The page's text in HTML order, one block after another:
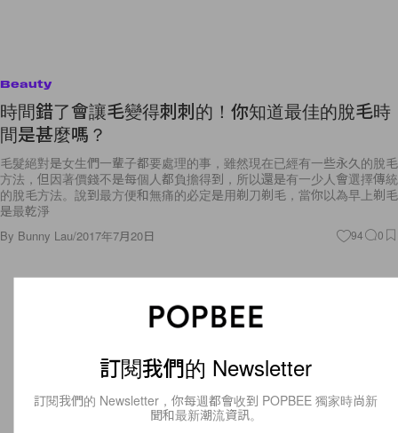
Beauty
時間錯了會讓毛變得刺刺的！你知道最佳的脫毛時
間是甚麼嗎？
毛髮絕對是女生們一輩子都要處理的事，雖然現在已經有一些永久的脫毛
方法，但因著價錢不是每個人都負擔得到，所以還是有一少人會選擇傳統
的脫毛方法。說到最方便和無痛的必定是用剃刀剃毛，當你以為早上剃毛
是最乾淨
By Bunny Lau/2017年7月20日 94 0
訂閱我們的 Newsletter
訂閱我們的 Newsletter，你每週都會收到 POPBEE 獨家時尚新
聞和最新潮流資訊。